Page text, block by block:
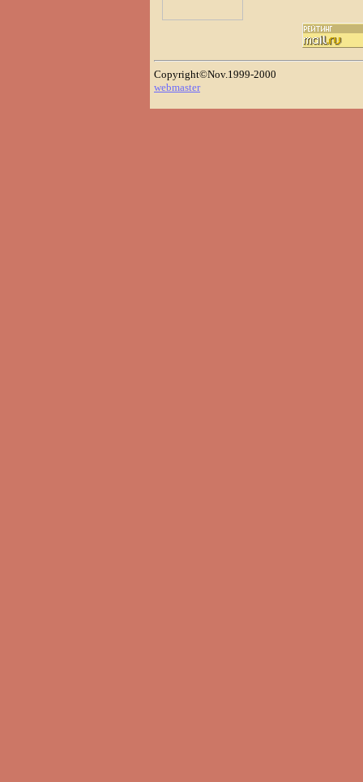
Copyright©Nov.1999-2000
webmaster